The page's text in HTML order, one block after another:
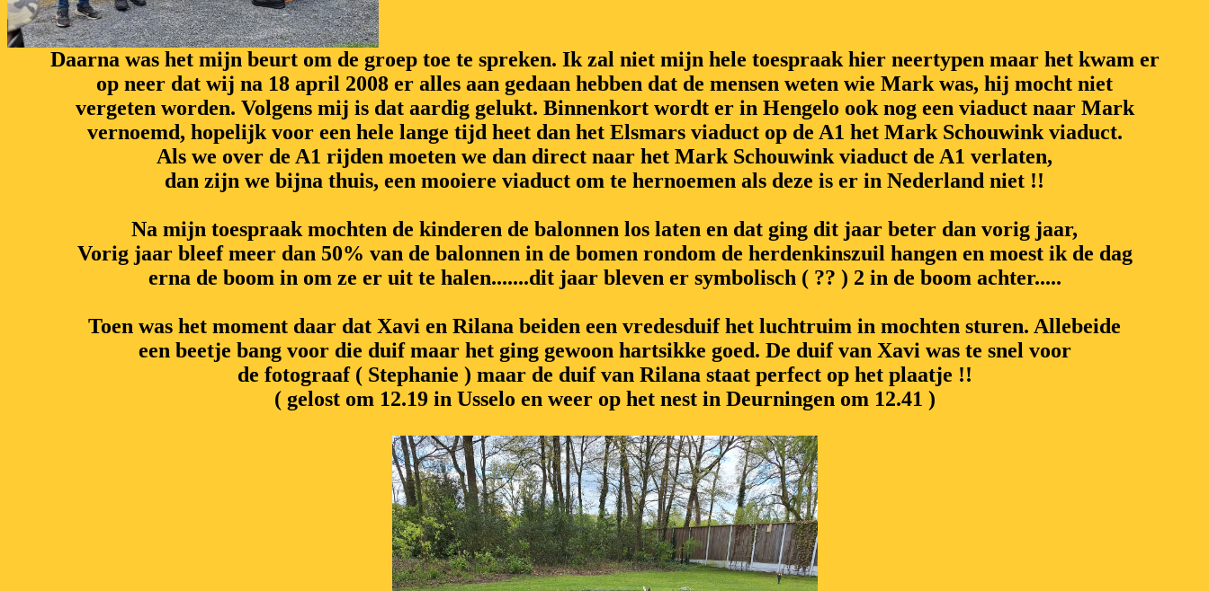
Daarna was het mijn beurt om de groep toe te spreken. Ik zal niet mijn hele toespraak hier neertypen maar het kwam er
op neer dat wij na 18 april 2008 er alles aan gedaan hebben dat de mensen weten wie Mark was, hij mocht niet
vergeten worden. Volgens mij is dat aardig gelukt. Binnenkort wordt er in Hengelo ook nog een viaduct naar Mark
vernoemd, hopelijk voor een hele lange tijd heet dan het Elsmars viaduct op de A1 het Mark Schouwink viaduct.
Als we over de A1 rijden moeten we dan direct naar het Mark Schouwink viaduct de A1 verlaten,
dan zijn we bijna thuis, een mooiere viaduct om te hernoemen als deze is er in Nederland niet !!
Na mijn toespraak mochten de kinderen de balonnen los laten en dat ging dit jaar beter dan vorig jaar,
Vorig jaar bleef meer dan 50% van de balonnen in de bomen rondom de herdenkinszuil hangen en moest ik de dag
erna de boom in om ze er uit te halen.......dit jaar bleven er symbolisch ( ?? ) 2 in de boom achter.....
Toen was het moment daar dat Xavi en Rilana beiden een vredesduif het luchtruim in mochten sturen. Allebeide
een beetje bang voor die duif maar het ging gewoon hartsikke goed. De duif van Xavi was te snel voor
de fotograaf ( Stephanie ) maar de duif van Rilana staat perfect op het plaatje !!
( gelost om 12.19 in Usselo en weer op het nest in Deurningen om 12.41 )